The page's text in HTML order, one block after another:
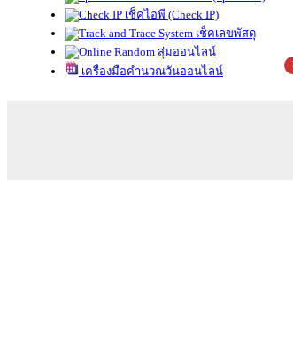
เช็คไอพี (Check IP)
เช็คเลขพัสดุ
สุ่มออนไลน์
เครื่องมือคำนวณวันออนไลน์